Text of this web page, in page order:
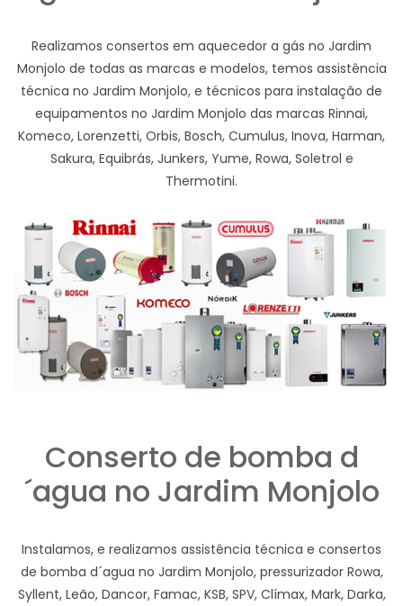
Realizamos consertos em aquecedor a gás no Jardim
Monjolo de todas as marcas e modelos, temos assistência
técnica no Jardim Monjolo, e técnicos para instalação de
equipamentos no Jardim Monjolo das marcas Rinnai,
Komeco, Lorenzetti, Orbis, Bosch, Cumulus, Inova, Harman,
Sakura, Equibrás, Junkers, Yume, Rowa, Soletrol e
Thermotini.
Conserto de bomba d
´agua no Jardim Monjolo
Instalamos, e realizamos assistência técnica e consertos
de bomba d´agua no Jardim Monjolo, pressurizador Rowa,
Syllent, Leão, Dancor, Famac, KSB, SPV, Clímax, Mark, Darka,